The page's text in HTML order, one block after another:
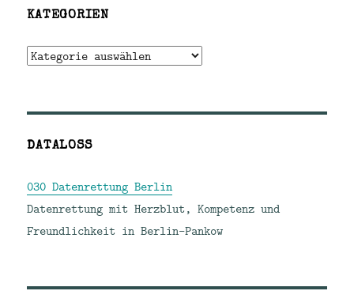
KATEGORIEN
Kategorien
DATALOSS
030 Datenrettung Berlin
Datenrettung mit Herzblut, Kompetenz und
Freundlichkeit in Berlin-Pankow